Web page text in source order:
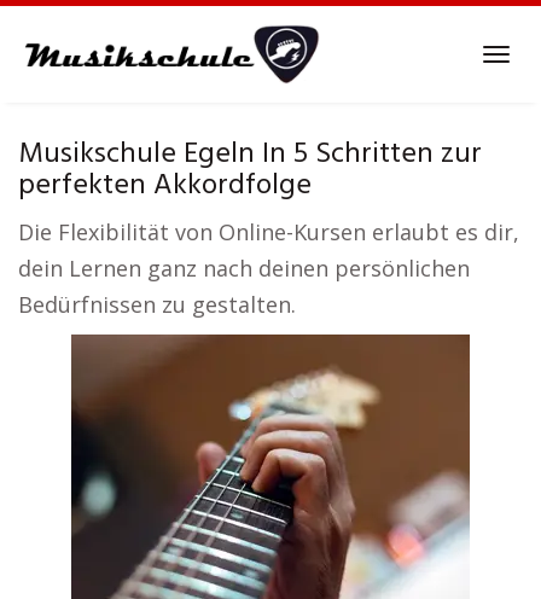
Musikschule Egeln In 5 Schritten zur
perfekten Akkordfolge
Die Flexibilität von Online-Kursen erlaubt es dir,
dein Lernen ganz nach deinen persönlichen
Bedürfnissen zu gestalten.